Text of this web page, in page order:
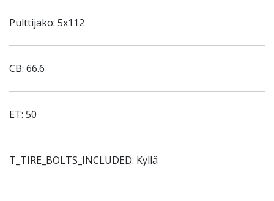
Pulttijako: 5x112
CB: 66.6
ET: 50
T_TIRE_BOLTS_INCLUDED: Kyllä